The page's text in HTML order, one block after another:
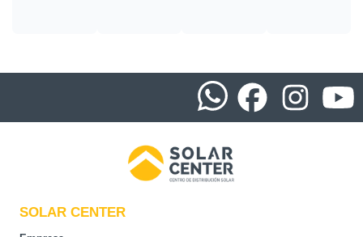
SOLAR CENTER